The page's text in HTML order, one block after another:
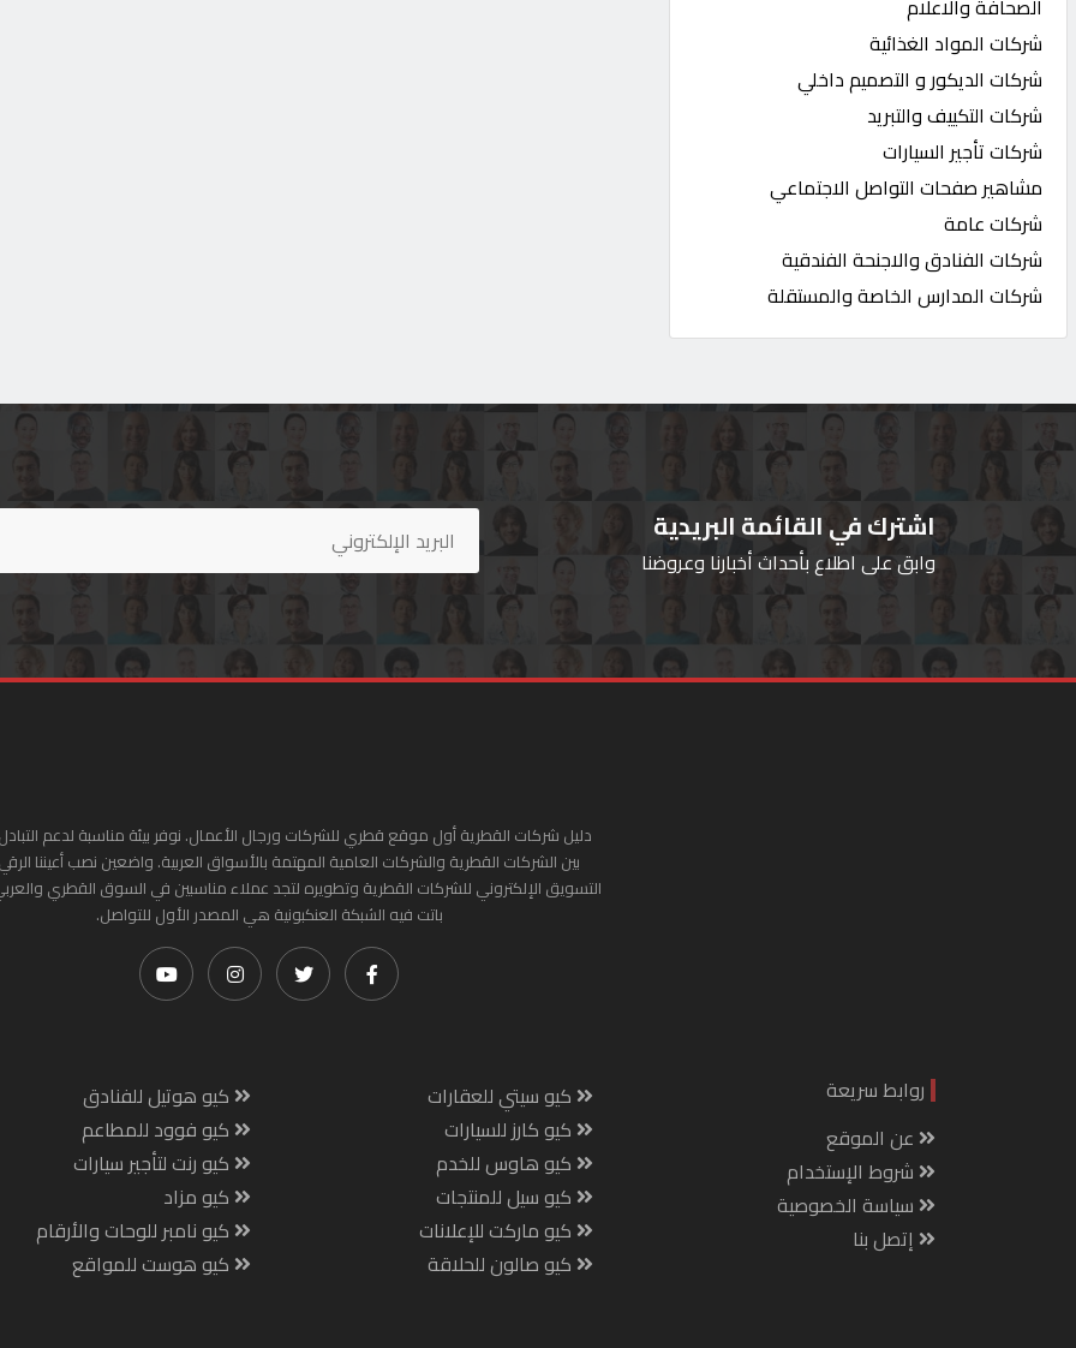
الصحافة والاعلام
شركات المواد الغذائية
شركات الديكور و التصميم داخلي
شركات التكييف والتبريد
شركات تأجير السيارات
مشاهير صفحات التواصل الاجتماعي
شركات عامة
شركات الفنادق والاجنحة الفندقية
شركات المدارس الخاصة والمستقلة
اشترك في القائمة البريدية
وابق على اطلاع بأحداث أخبارنا وعروضنا
دليل شركات القطرية أول موقع قطري للشركات ورجال الأعمال. نوفر بيئة مناسبة لدعم
بين الشركات القطرية والشركات العامية المهتمة بالأسواق العربية. واضعين نصب أعيننا
التسويق الإلكتروني للشركات القطرية وتطويره لتجد عملاء مناسبين في السوق القطري
باتت فيه الشبكة العنكبونية هي المصدر الأول للتواصل.
روابط سريعة
عن الموقع
شروط الإستخدام
سياسة الخصوصية
إتصل بنا
كيو سيتي للعقارات
كيو كارز للسيارات
كيو هاوس للخدم
كيو سيل للمنتجات
كيو ماركت للإعلانات
كيو صالون للحلاقة
كيو هوتيل للفنادق
كيو فوود للمطاعم
كيو رنت لتأجير سيارات
كيو مزاد
كيو نامبر للوحات والأرقام
كيو هوست للمواقع